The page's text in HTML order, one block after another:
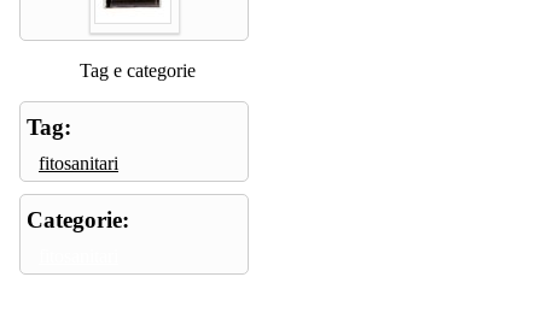
Tag e categorie
Tag:
fitosanitari
Categorie: